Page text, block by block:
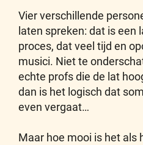
Vier verschillende
laten spreken: dat is een
proces, dat veel tijd en
musici. Niet te
echte profs die de lat
dan is het logisch dat
even vergaat…
Maar hoe mooi is het als